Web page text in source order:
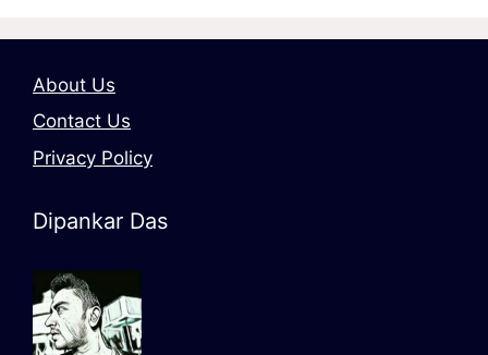
About Us
Contact Us
Privacy Policy
Dipankar Das